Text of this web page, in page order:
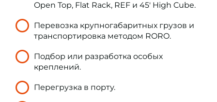
Open Top, Flat Rack, REF и 45' High Cube.
Перевозка крупногабаритных грузов и
транспортировка методом RORO.
Подбор или разработка особых
креплений.
Перегрузка в порту.